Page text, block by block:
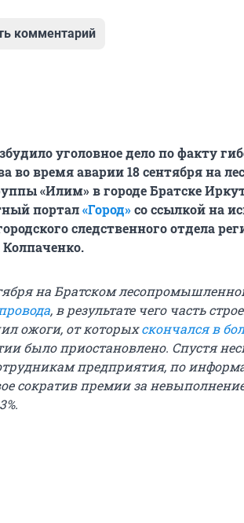
комментарий
уголовное дело по факту
во время аварии 18 сентября на
«Илим» в городе Братске
портал«Город»со ссылкой на
следственного отдела
на Братском
, в результате чего часть
ожоги, от которыхскончался в
было приостановлено. Спустя
предприятия, по
сократив премии за